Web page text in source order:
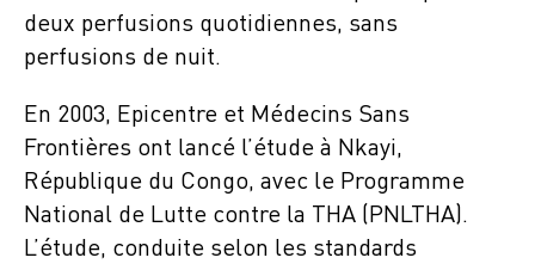
deux perfusions quotidiennes, sans
perfusions de nuit.
En 2003, Epicentre et Médecins Sans
Frontières ont lancé l’étude à Nkayi,
République du Congo, avec le Programme
National de Lutte contre la THA (PNLTHA).
L’étude, conduite selon les standards